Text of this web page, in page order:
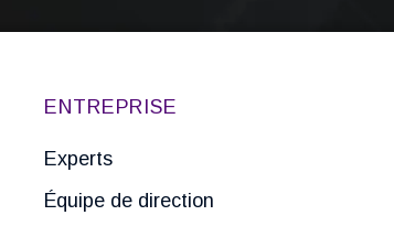
ENTREPRISE
Experts
Équipe de direction